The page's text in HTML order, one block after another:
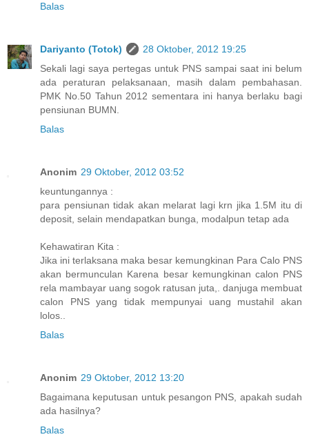
Balas
Dariyanto (Totok)
28 Oktober, 2012 19:25
Sekali lagi saya pertegas untuk PNS sampai saat ini belum
ada peraturan pelaksanaan, masih dalam pembahasan.
PMK No.50 Tahun 2012 sementara ini hanya berlaku bagi
pensiunan BUMN.
Balas
Anonim 29 Oktober, 2012 03:52
keuntungannya :
para pensiunan tidak akan melarat lagi krn jika 1.5M itu di
deposit, selain mendapatkan bunga, modalpun tetap ada
Kehawatiran Kita :
Jika ini terlaksana maka besar kemungkinan Para Calo PNS
akan bermunculan Karena besar kemungkinan calon PNS
rela mambayar uang sogok ratusan juta,. danjuga membuat
calon PNS yang tidak mempunyai uang mustahil akan
lolos..
Balas
Anonim 29 Oktober, 2012 13:20
Bagaimana keputusan untuk pesangon PNS, apakah sudah
ada hasilnya?
Balas